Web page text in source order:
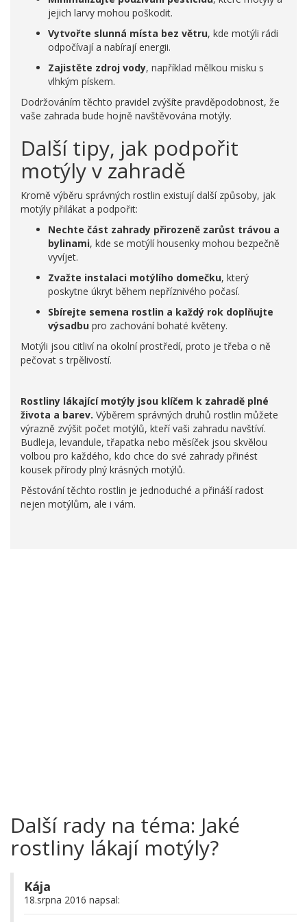
jejich larvy mohou poškodit.
Vytvořte slunná místa bez větru, kde motýli rádi
odpočívají a nabírají energii.
Zajistěte zdroj vody, například mělkou misku s
vlhkým pískem.
Dodržováním těchto pravidel zvýšíte pravděpodobnost, že
vaše zahrada bude hojně navštěvována motýly.
Další tipy, jak podpořit
motýly v zahradě
Kromě výběru správných rostlin existují další způsoby, jak
motýly přilákat a podpořit:
Nechte část zahrady přirozeně zarůst trávou a
bylinami, kde se motýlí housenky mohou bezpečně
vyvíjet.
Zvažte instalaci motýlího domečku, který
poskytne úkryt během nepříznivého počasí.
Sbírejte semena rostlin a každý rok doplňujte
výsadbu pro zachování bohaté květeny.
Motýli jsou citliví na okolní prostředí, proto je třeba o ně
pečovat s trpělivostí.
Rostliny lákající motýly jsou klíčem k zahradě plné
života a barev. Výběrem správných druhů rostlin můžete
výrazně zvýšit počet motýlů, kteří vaši zahradu navštíví.
Budleja, levandule, třapatka nebo měsíček jsou skvělou
volbou pro každého, kdo chce do své zahrady přinést
kousek přírody plný krásných motýlů.
Pěstování těchto rostlin je jednoduché a přináší radost
nejen motýlům, ale i vám.
Další rady na téma: Jaké
rostliny lákají motýly?
Kája
18.srpna 2016 napsal: